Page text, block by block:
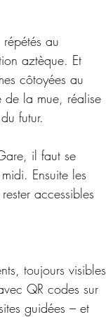
au
aztèque. Et
côtoyées au
de la mue, réalise
futur.
il faut se
Ensuite les
accessibles
toujours visibles
QR codes sur
guidées – et